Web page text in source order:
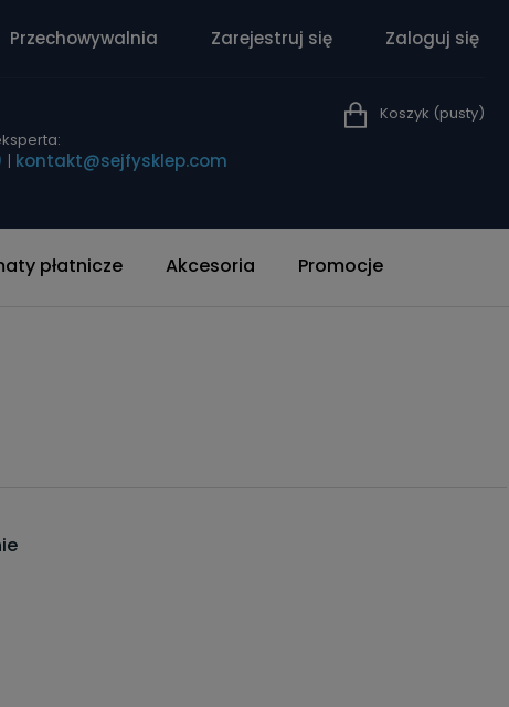
Przechowywalnia Zarejestruj się Zaloguj się
| kontakt@sejfysklep.com
Koszyk (pusty)
płatnicze Akcesoria Promocje